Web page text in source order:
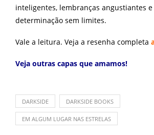
inteligentes, lembranças angustiantes e
determinação sem limites.
Vale a leitura. Veja a resenha completa
Veja outras capas que amamos!
DARKSIDE DARKSIDE BOOKS
EM ALGUM LUGAR NAS ESTRELAS